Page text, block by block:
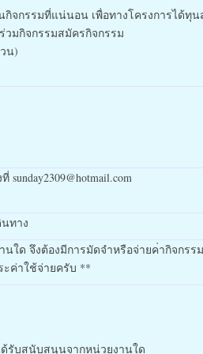
กิจกรรมที่แน่นอน เพื่อทางโครงการได้ทุ
วมกิจกรรมสมัครกิจกรรม
น)
ทาง
นใด จึงต้องมีการมัดจำหรือจ่ายคากิจกรร
ะค่าใช้จ่ายครับ **
รับสนับสนุนจากหน่วยงานใด